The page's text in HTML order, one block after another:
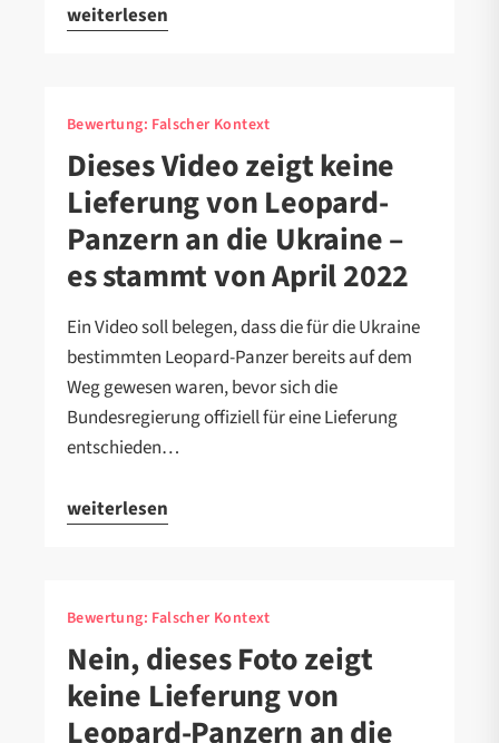
weiterlesen
Bewertung: Falscher Kontext
Dieses Video zeigt keine
Lieferung von Leopard-
Panzern an die Ukraine –
es stammt von April 2022
Ein Video soll belegen, dass die für die Ukraine
bestimmten Leopard-Panzer bereits auf dem
Weg gewesen waren, bevor sich die
Bundesregierung offiziell für eine Lieferung
entschieden…
weiterlesen
Bewertung: Falscher Kontext
Nein, dieses Foto zeigt
keine Lieferung von
Leopard-Panzern an die